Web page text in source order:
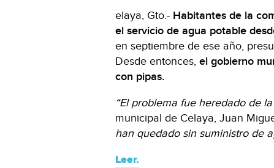
elaya, Gto.- Habitantes de la
el servicio de agua potable
en septiembre de ese año,
Desde entonces, el gobierno
con pipas.
“El problema fue heredado de
municipal de Celaya, Juan
han quedado sin suministro de
Leer.